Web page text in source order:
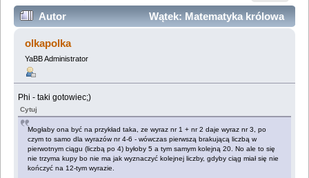
Autor
Wątek: Matematyka królowa
nauk ;) (Przeczytany 1977844 razy)
olkapolka
YaBB Administrator
Phi - taki gotowiec;)
Cytuj
Mogłaby ona być na przykład taka, ze wyraz nr 1 + nr 2 daje wyraz nr 3, po
czym to samo dla wyrazów nr 4-6 - wówczas pierwszą brakującą liczbą w
pierwotnym ciągu (liczbą po 4) byłoby 5 a tym samym kolejną 20. No ale to się
nie trzyma kupy bo nie ma jak wyznaczyć kolejnej liczby, gdyby ciąg miał się nie
kończyć na 12-tym wyrazie.